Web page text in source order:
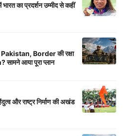
CJP जैसा आंदोलन? क्यों 'Gen
का प्रदर्शन उम्मीद से कहीं
Border की रक्षा
आया पूरा प्लान
और राष्ट्र निर्माण की अखंड